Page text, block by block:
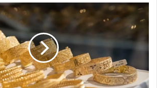
سعر
الذهب
المصاغ
في
تركيا
الأثنين
28.03.2022